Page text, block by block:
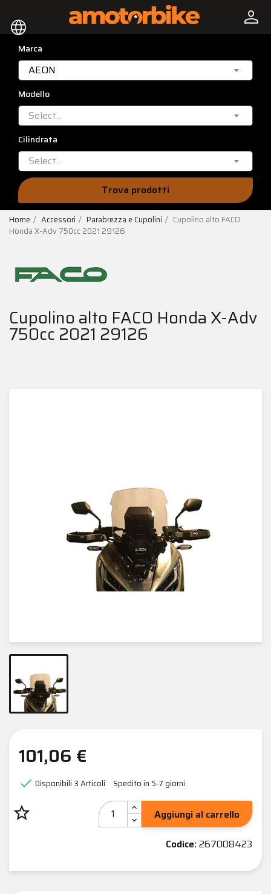
language person
Marca
AEON
Modello
Select...
Cilindrata
Select...
Trova prodotti
Home Accessori Parabrezza e Cupolini
Cupolino alto FACO
Honda X-Adv 750cc 2021 29126
Cupolino alto FACO Honda X-Adv
750cc 2021 29126
101,06 €
 Disponibili3 Articoli Spedito in 5-7 giorni
star_border
Aggiungi al carrello
Codice:267008423